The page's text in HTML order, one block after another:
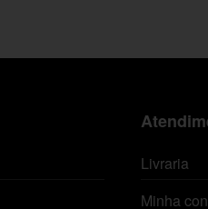
Livraria
Minha